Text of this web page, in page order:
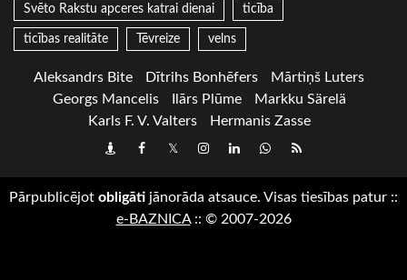
Svēto Rakstu apceres katrai dienai ticība
ticības realitāte Tēvreize velns
Aleksandrs Bite Dītrihs Bonhēfers
Mārtiņš Luters
Georgs Mancelis
Ilārs Plūme
Markku Särelä
Karls F. V. Valters
Hermanis Zasse
DraugiemFacebook
TwitterInstagram
LinkedInwhatsapp
RSS
Pārpublicējot obligāti jānorāda atsauce. Visas tiesības patur ::
e-BAZNICA:: © 2007-2026